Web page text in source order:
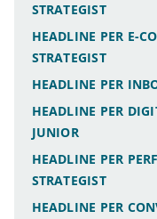
STRATEGIST
HEADLINE PER E-
STRATEGIST
HEADLINE PER
HEADLINE PER
JUNIOR
HEADLINE PER
STRATEGIST
HEADLINE PER